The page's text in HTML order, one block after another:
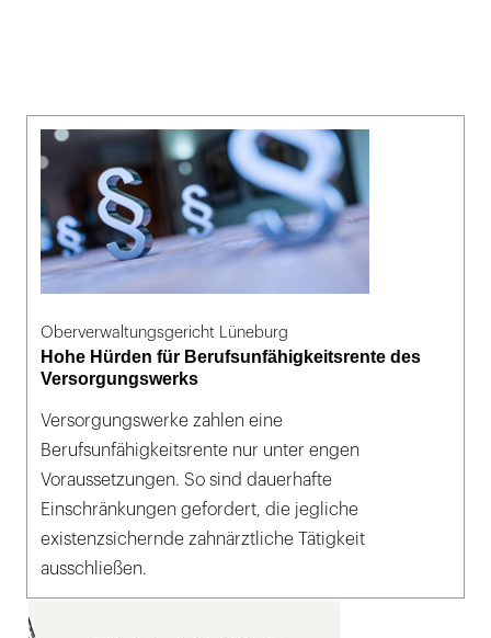
Oberverwaltungsgericht Lüneburg
Hohe Hürden für Berufsunfähigkeitsrente des
Versorgungswerks
Versorgungswerke zahlen eine
Berufsunfähigkeitsrente nur unter engen
Voraussetzungen. So sind dauerhafte
Einschränkungen gefordert, die jegliche
existenzsichernde zahnärztliche Tätigkeit
ausschließen.